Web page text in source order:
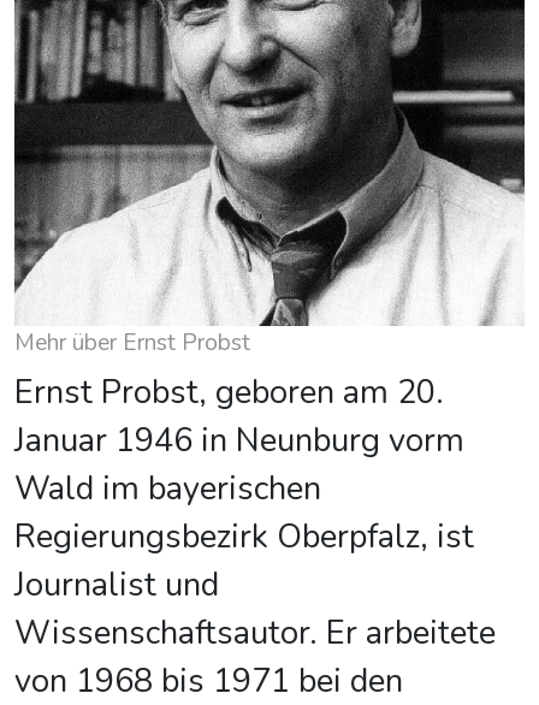
Mehr über Ernst Probst
Ernst Probst, geboren am 20.
Januar 1946 in Neunburg vorm
Wald im bayerischen
Regierungsbezirk Oberpfalz, ist
Journalist und
Wissenschaftsautor. Er arbeitete
von 1968 bis 1971 bei den